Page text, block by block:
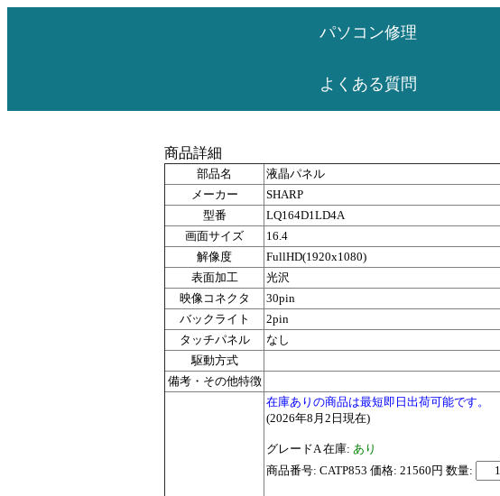
パソコン修理
よくある質問
商品詳細
部品名
液晶パネル
メーカー
SHARP
型番
LQ164D1LD4A
画面サイズ
16.4
解像度
FullHD(1920x1080)
表面加工
光沢
映像コネクタ
30pin
バックライト
2pin
タッチパネル
なし
駆動方式
備考・その他特徴
在庫ありの商品は最短即日出荷可能です。
(2026年8月2日現在)
グレードA 在庫: あり
商品番号: CATP853 価格: 21560円 数量: